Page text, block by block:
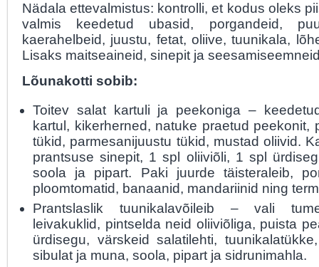
Nädala ettevalmistus: kontrolli, et kodus oleks
valmis keedetud ubasid, porgandeid,
kaerahelbeid, juustu, fetat, oliive, tuunikala,
Lisaks maitseaineid, sinepit ja
Lõunakotti sobib:
Toitev salat kartuli ja peekoniga –
kartul, kikerherned, natuke praetud peekonit,
tükid, parmesanijuustu tükid, mustad oliivid.
prantsuse sinepit, 1 spl oliiviõli, 1 spl
soola ja pipart. Paki juurde täisteraleib,
ploomtomatid, banaanid, mandariinid ning
Prantslaslik tuunikalavõileib – vali
leivakuklid, pintselda neid oliiviõliga, puista
ürdisegu, värskeid salatilehti,
sibulat ja muna, soola, pipart ja sidrunimahla.